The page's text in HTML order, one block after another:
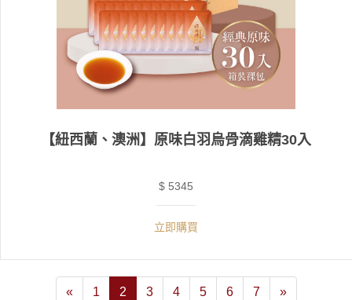
【紐西蘭、澳洲】原味白羽烏骨滴雞精30入
$ 5345
立即購買
« 1 2 3 4 5 6 7 »